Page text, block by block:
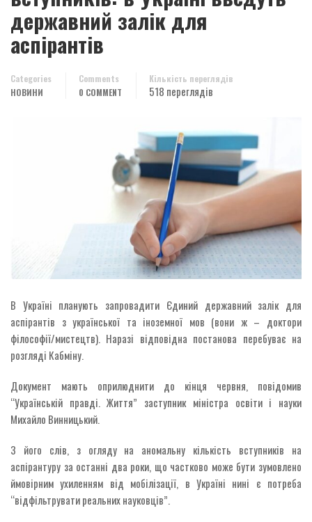
державний залік для
аспірантів
Categories
НОВИНИ
Comments
0 COMMENT
Кількість переглядів
518 переглядів
В Україні планують запровадити Єдиний державний залік для
аспірантів з української та іноземної мов (вони ж – доктори
філософії/мистецтв). Наразі відповідна постанова перебуває на
розгляді Кабміну.
Документ мають оприлюднити до кінця червня, повідомив
“Українській правді. Життя” заступник міністра освіти і науки
Михайло Винницький.
З його слів, з огляду на аномальну кількість вступників на
аспірантуру за останні два роки, що частково може бути зумовлено
ймовірним ухиленням від мобілізації, в Україні нині є потреба
“відфільтрувати реальних науковців”.